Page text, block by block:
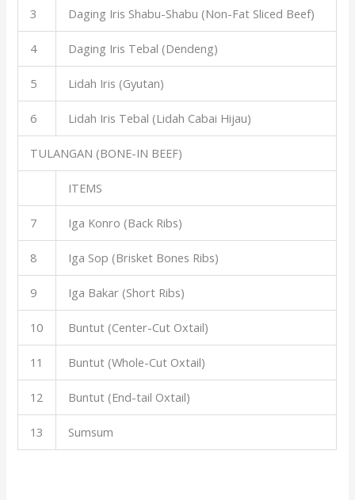
3 Daging Iris Shabu-Shabu (Non-Fat Sliced Beef)
4 Daging Iris Tebal (Dendeng)
5 Lidah Iris (Gyutan)
6 Lidah Iris Tebal (Lidah Cabai Hijau)
TULANGAN (BONE-IN BEEF)
ITEMS
7 Iga Konro (Back Ribs)
8 Iga Sop (Brisket Bones Ribs)
9 Iga Bakar (Short Ribs)
10 Buntut (Center-Cut Oxtail)
11 Buntut (Whole-Cut Oxtail)
12 Buntut (End-tail Oxtail)
13 Sumsum